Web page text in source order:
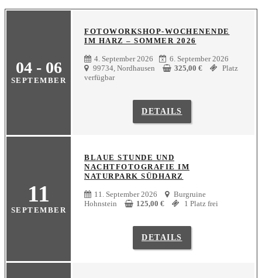
04 - 06
SEPTEMBER
FOTOWORKSHOP-WOCHENENDE
IM HARZ – SOMMER 2026
4. September 2026
6. September 2026
99734, Nordhausen
325,00 €
Platz
verfügbar
DETAILS
11
SEPTEMBER
BLAUE STUNDE UND
NACHTFOTOGRAFIE IM
NATURPARK SÜDHARZ
11. September 2026
Burgruine
Hohnstein
125,00 € 1 Platz frei
DETAILS